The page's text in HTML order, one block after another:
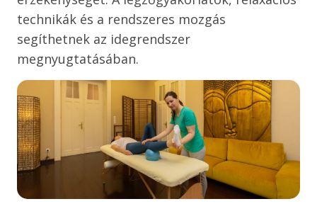
technikák és a rendszeres mozgás
segíthetnek az idegrendszer
megnyugtatásában.